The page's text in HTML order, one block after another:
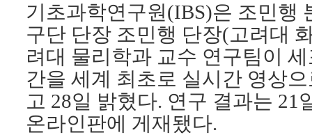
기초과학연구원(IBS)은 조민행
구단 단장 조민행 단장(고려대
려대 물리학과 교수 연구팀이
간을 세계 최초로 실시간 영상
고 28일 밝혔다. 연구 결과는 21
온라인판에 게재됐다.